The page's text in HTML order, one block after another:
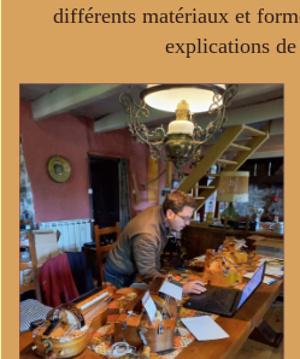
différents matériaux et
explications